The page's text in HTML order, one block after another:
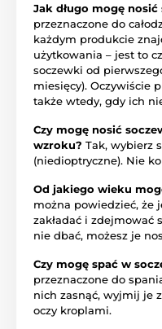
Jak długo mogę nosić
przeznaczone do
każdym produkcie
użytkowania – jest to
soczewki od
miesięcy). Oczywiście
także wtedy, gdy ich
Czy mogę nosić
wzroku? Tak, wybierz
(niedioptryczne). Nie
Od jakiego wieku
można powiedzieć, że
zakładać i zdejmować
nie dbać, możesz je
Czy mogę spać w
przeznaczone do
nich zasnąć, wyjmij je
oczy kroplami.